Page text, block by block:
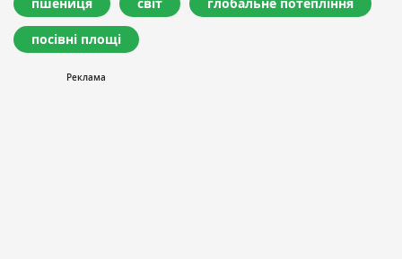
пшениця світ глобальне потепління
посівні площі